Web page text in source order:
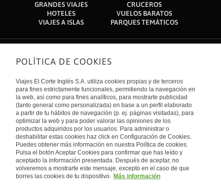
GRANDES VIAJES
CRUCEROS
HOTELES
VUELOS BARATOS
VIAJES A ISLAS
PARQUES TEMÁTICOS
Sobre nosotros
Quiénes somos
Financiación
Sostenibilidad
Turismo accesible
Tarjeta El Corte Inglés
Trabaja con nosotros
El Corte Inglés
Canal Ético
Enlaces de interés
Guías de viaje
Catálogos
Auto check-in
Condiciones Generales
Política de privacidad
Política de cookies
Accesibilidad
Empresas/ Grupos
Internacional
España
Visita nuestro blog
Blog de Viajes el Corte inglés
POLÍTICA DE COOKIES
Viajes El Corte Inglés S.A. utiliza cookies propias y de terceros
para fines estrictamente funcionales, permitiendo la navegación en
la web, así como para fines analíticos, para mostrarte publicidad
(tanto general como personalizada) en base a un perfil elaborado
a partir de tu hábitos de navegación (p. ej. páginas visitadas), para
optimizar la web y para poder valorar las opiniones de los
productos adquiridos por los usuarios. Para administrar o
deshabilitar estas cookies haz click en Configuración de Cookies.
Puedes obtener más información en nuestra Política de cookies.
Pulsa el botón Aceptar Cookies para confirmar que has leído y
aceptado la información presentada. Después de aceptar, no
volveremos a mostrarte este mensaje, excepto en el caso de que
borres las cookies de tu dispositivo. Más información